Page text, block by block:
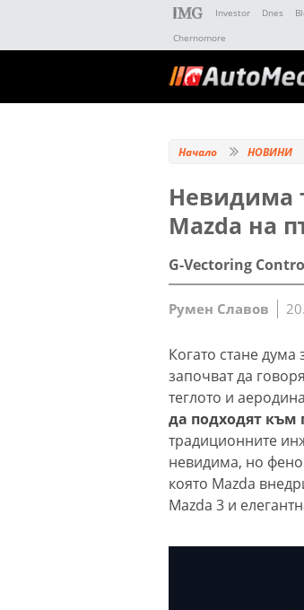
Investor Dnes
Chernomore
Начало НОВИНИ
Невидима
Mazda на
G-Vectoring
Румен Славов
Когато стане
започват да
теглото и
да подходят към
традиционните
невидима, но
която Mazda
Mazda 3 и